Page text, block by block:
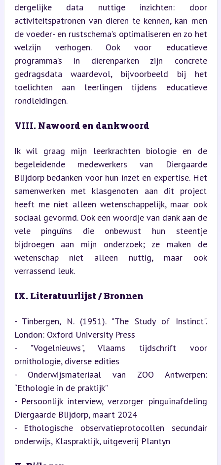
dergelijke data nuttige inzichten: door
activiteitspatronen van dieren te kennen, kan men
de voeder- en rustschema’s optimaliseren en zo het
welzijn verhogen. Ook voor educatieve
programma’s in dierenparken zijn concrete
gedragsdata waardevol, bijvoorbeeld bij het
toelichten aan leerlingen tijdens educatieve
rondleidingen.
VIII. Nawoord en dankwoord
Ik wil graag mijn leerkrachten biologie en de
begeleidende medewerkers van Diergaarde
Blijdorp bedanken voor hun inzet en expertise. Het
samenwerken met klasgenoten aan dit project
heeft me niet alleen wetenschappelijk, maar ook
sociaal gevormd. Ook een woordje van dank aan de
vele pinguïns die onbewust hun steentje
bijdroegen aan mijn onderzoek; ze maken de
wetenschap niet alleen nuttig, maar ook
verrassend leuk.
IX. Literatuurlijst / Bronnen
- Tinbergen, N. (1951). "The Study of Instinct".
London: Oxford University Press
- "Vogelnieuws", Vlaams tijdschrift voor
ornithologie, diverse edities
- Onderwijsmateriaal van ZOO Antwerpen:
“Ethologie in de praktijk”
- Persoonlijk interview, verzorger pinguïnafdeling
Diergaarde Blijdorp, maart 2024
- Ethologische observatieprotocollen secundair
onderwijs, Klaspraktijk, uitgeverij Plantyn